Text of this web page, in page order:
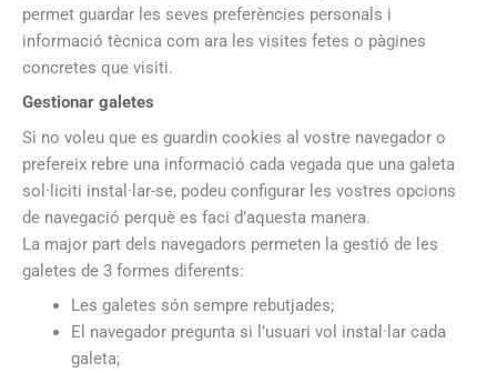
permet guardar les seves preferències personals i
informació tècnica com ara les visites fetes o pàgines
concretes que visiti.
Gestionar galetes
Si no voleu que es guardin cookies al vostre navegador o
prefereix rebre una informació cada vegada que una galeta
sol·liciti instal·lar-se, podeu configurar les vostres opcions
de navegació perquè es faci d’aquesta manera.
La major part dels navegadors permeten la gestió de les
galetes de 3 formes diferents:
Les galetes són sempre rebutjades;
El navegador pregunta si l’usuari vol instal·lar cada
galeta;